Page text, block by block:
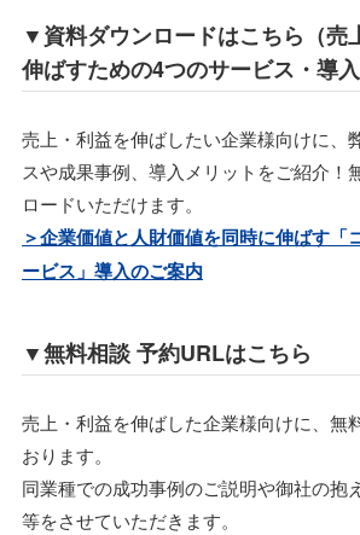
▼資料ダウンロードはこちら（売
伸ばすための4つのサービス・導入
売上・利益を伸ばしたい企業様向けに、
スや成果事例、導入メリットをご紹介！
ロードいただけます。
＞企業価値と人財価値を同時に伸ばす「
ービス」導入のご案内
▼無料相談 予約URLはこちら
売上・利益を伸ばした企業様向けに、無
おります。
同業種での成功事例のご説明や御社の抱
等をさせていただきます。